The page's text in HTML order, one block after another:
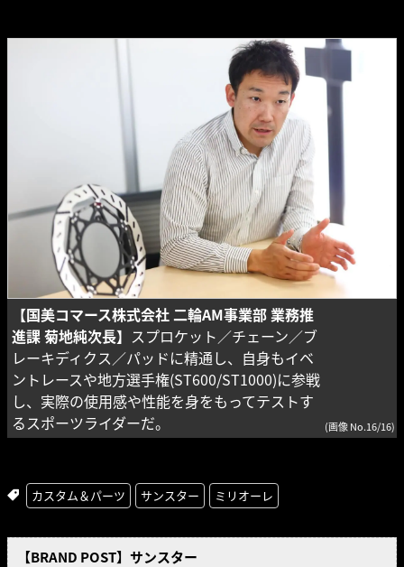
【国美コマース株式会社 二輪AM事業部 業務推
進課 菊地純次長】 スプロケット／チェーン／ブ
レーキディクス／パッドに精通し、自身もイベ
ントレースや地方選手権(ST600/ST1000)に参戦
し、実際の使用感や性能を身をもってテストす
るスポーツライダーだ。
(画像 No.16/16)
カスタム＆パーツ サンスター ミリオーレ
【BRAND POST】サンスター